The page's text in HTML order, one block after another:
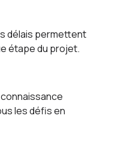
délais permettent
étape du projet.
les défis en